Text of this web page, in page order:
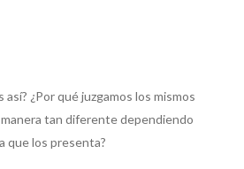
¿Por qué juzgamos los mismos
tan diferente dependiendo
que los presenta?